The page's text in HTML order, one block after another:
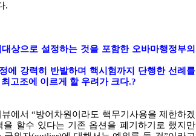
.
상으로 설정하는 것을 포함한 오바마행정부의
에 강력히 반발하며 핵시험까지 단행한 선례를
고조에 이르게 할 우려가 크다.?
에서 “방어차원이라도 핵무기사용을 제한하겠
할수 있다는 기존 옵션을 폐기하기로 했지만